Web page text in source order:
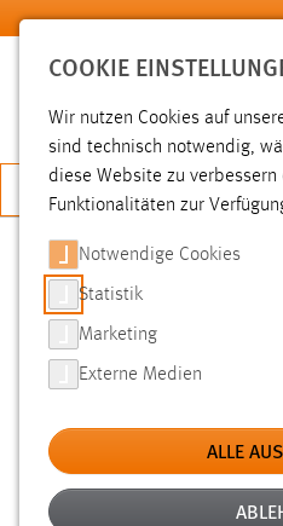
Zum Hauptinhalt springen
JETZT
SUCHE
FILTER
Typ
Erstellungsdatum
COOKIE
Wir nutzen Cookies auf
sind technisch notwendig,
diese Website zu
Funktionalitäten zur
Notwendige Cookies
Statistik
Marketing
Externe Medien
ALLE